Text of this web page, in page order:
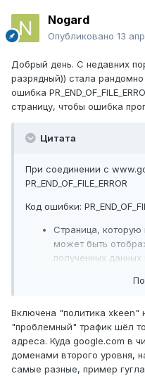
Nogard
Опубликовано 13
Добрый день. С недавних
разрядный)) стала
ошибка
страницу, чтобы ошибка
Цитата
При соединении с
PR_END_OF_FILE_ERROR
Код ошибки:
Страница, которую
может быть
полученных
Включена "политика xkeen"
"проблемный" трафик шёл
адреса. Куда google.com в
доменами второго уровня,
самые разные, пример